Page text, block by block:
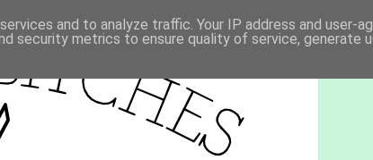
and to analyze traffic. Your IP address and user-
security metrics to ensure quality of service, generate